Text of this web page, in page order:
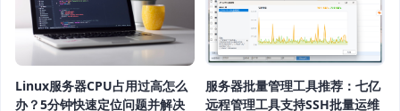
Linux服务器CPU占用过高怎么
办？5分钟快速定位问题并解决
服务器批量管理工具推荐：七亿
远程管理工具支持SSH批量运维